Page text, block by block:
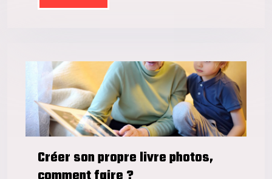
Créer son propre livre photos,